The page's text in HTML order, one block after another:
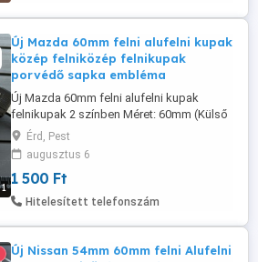
1
Új Mazda 60mm felni alufelni kupak
közép felniközép felnikupak
porvédő sapka embléma
Új Mazda 60mm felni alufelni kupak
felnikupak 2 színben Méret: 60mm (Külső
átmérő) 1500-Ft db. További méretek,
információk és rendelés a weboldalon
érhető el: www. felni-kupak .hu Szállítás
házhoz, és Foxpost automatába is!
Érd, Pest
augusztus 6
1 500 Ft
Hitelesített telefonszám
Új Nissan 54mm 60mm felni Alufelni